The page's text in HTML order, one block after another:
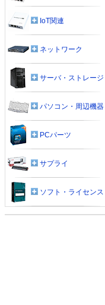
IoT関連
ネットワーク
サーバ・ストレージ
パソコン・周辺機器
PCパーツ
サプライ
ソフト・ライセンス